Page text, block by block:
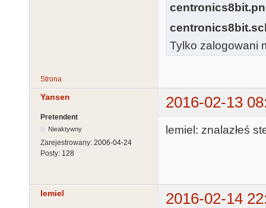
Tylko zalogowani
Strona
Yansen 2016-02-13
Pretendent
Nieaktywny
Zarejestrowany: 2006-04-24
Posty: 128
lemiel: znalazłeś
lemiel 2016-02-14